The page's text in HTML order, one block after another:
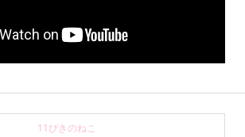
11ぴきのねこ